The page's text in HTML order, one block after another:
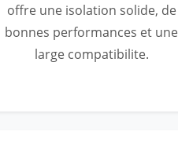
offre une isolation solide, de
bonnes performances et une
large compatibilite.